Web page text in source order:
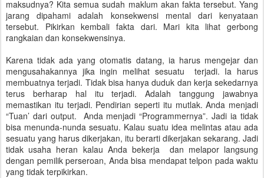
maksudnya? Kita semua sudah maklum akan fakta tersebut. Yang
jarang dipahami adalah konsekwensi mental dari kenyataan
tersebut. Pikirkan kembali fakta dari. Mari kita lihat gerbong
rangkaian dan konsekwensinya.
Karena tidak ada yang otomatis datang, ia harus mengejar dan
mengusahakannya jika ingin melihat sesuatu terjadi. Ia harus
membuatnya terjadi. Tidak bisa hanya duduk dan kerja sekedarnya
terus berharap hal itu terjadi. Adalah tanggung jawabnya
memastikan itu terjadi. Pendirian seperti itu mutlak. Anda menjadi
“Tuan’ dari output. Anda menjadi “Programmernya”. Jadi ia tidak
bisa menunda-nunda sesuatu. Kalau suatu idea melintas atau ada
sesuatu yang harus dikerjakan, itu berarti dikerjakan sekarang. Jadi
tidak usaha heran kalau Anda bekerja dan melapor langsung
dengan pemilik perseroan, Anda bisa mendapat telpon pada waktu
yang tidak terpikirkan.